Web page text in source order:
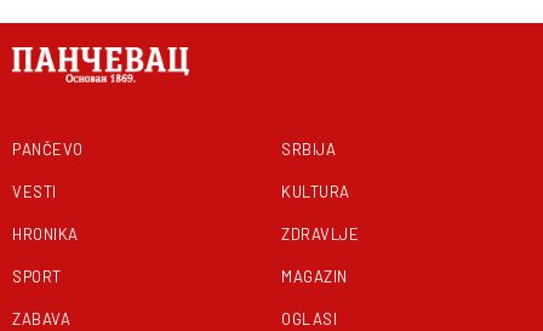
PANČEVO
VESTI
HRONIKA
SPORT
ZABAVA
SRBIJA
KULTURA
ZDRAVLJE
MAGAZIN
OGLASI